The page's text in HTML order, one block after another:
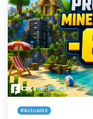
#Actualité